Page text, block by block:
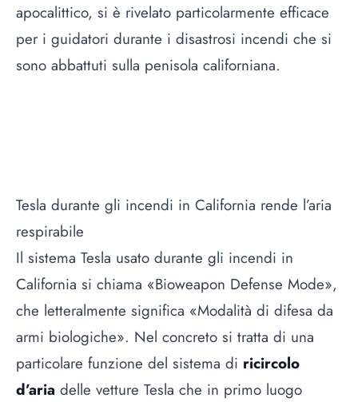
apocalittico, si è rivelato particolarmente efficace
per i guidatori durante i disastrosi incendi che si
sono abbattuti sulla penisola californiana.
Tesla durante gli incendi in California rende l’aria
respirabile
Il sistema Tesla usato durante gli incendi in
California si chiama «Bioweapon Defense Mode»,
che letteralmente significa «Modalità di difesa da
armi biologiche». Nel concreto si tratta di una
particolare funzione del sistema di ricircolo
d’aria delle vetture Tesla che in primo luogo